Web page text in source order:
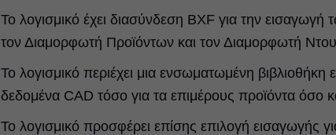
Το λογισμικό έχει διασύνδεση BXF για την
τον Διαμορφωτή Προϊόντων και τον Διαμορφωτή
Το λογισμικό περιέχει μια ενσωματωμένη
δεδομένα CAD τόσο για τα επιμέρους προϊόντα όσο
Το λογισμικό προσφέρει επίσης επιλογή εισαγωγής